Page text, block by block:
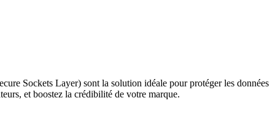
Sockets Layer) sont la solution idéale pour protéger les données
et boostez la crédibilité de votre marque.